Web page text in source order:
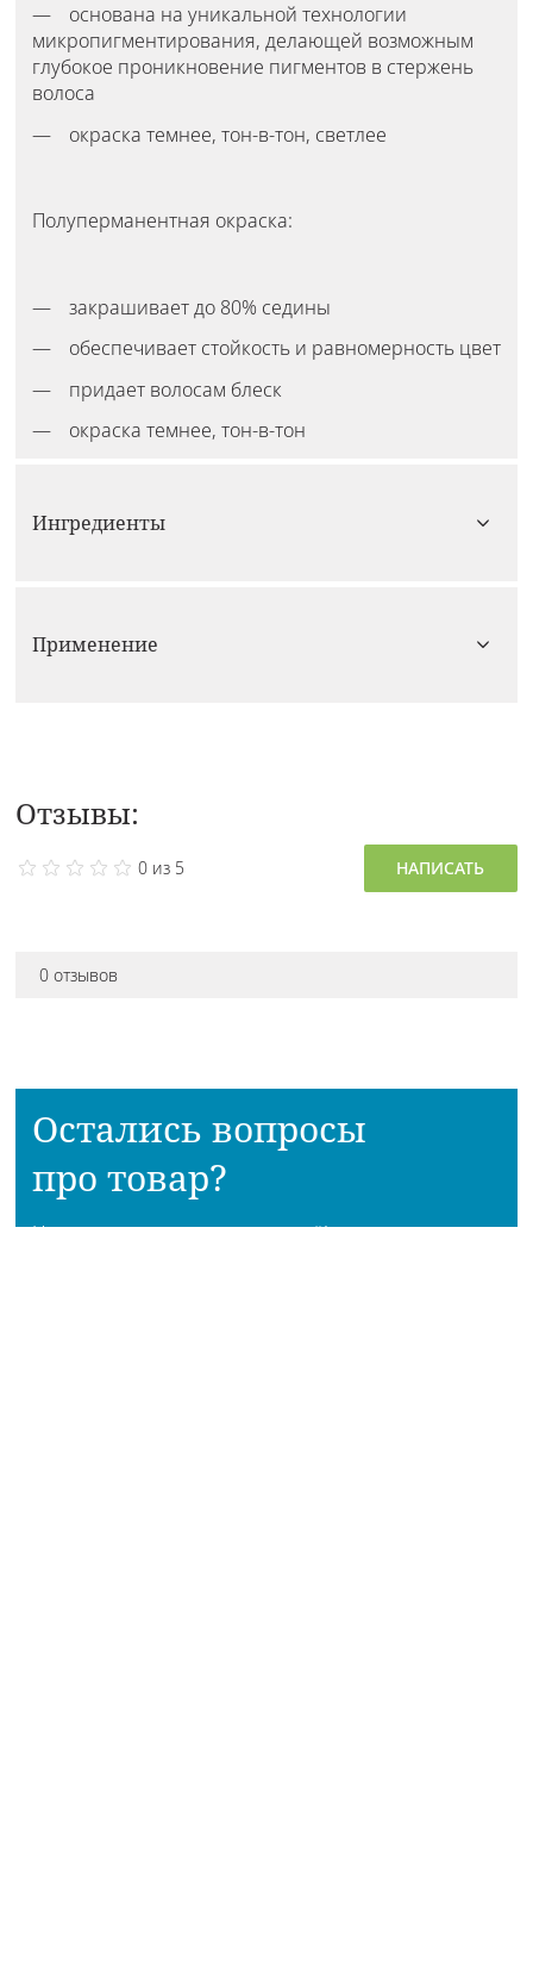
основана на уникальной технологии
микропигментирования, делающей возможным
глубокое проникновение пигментов в стержень
волоса
окраска темнее, тон-в-тон, светлее
Полуперманентная окраска:
закрашивает до 80% седины
обеспечивает стойкость и равномерность цвет
придает волосам блеск
окраска темнее, тон-в-тон
Ингредиенты
Применение
Отзывы:
0 из 5 НАПИСАТЬ
0 отзывов
Остались вопросы
про товар?
Наш консультант расскажет всё!